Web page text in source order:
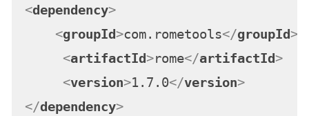
<dependency>
<groupId>com.rometools</groupId>
<artifactId>rome</artifactId>
<version>1.7.0</version>
</dependency>